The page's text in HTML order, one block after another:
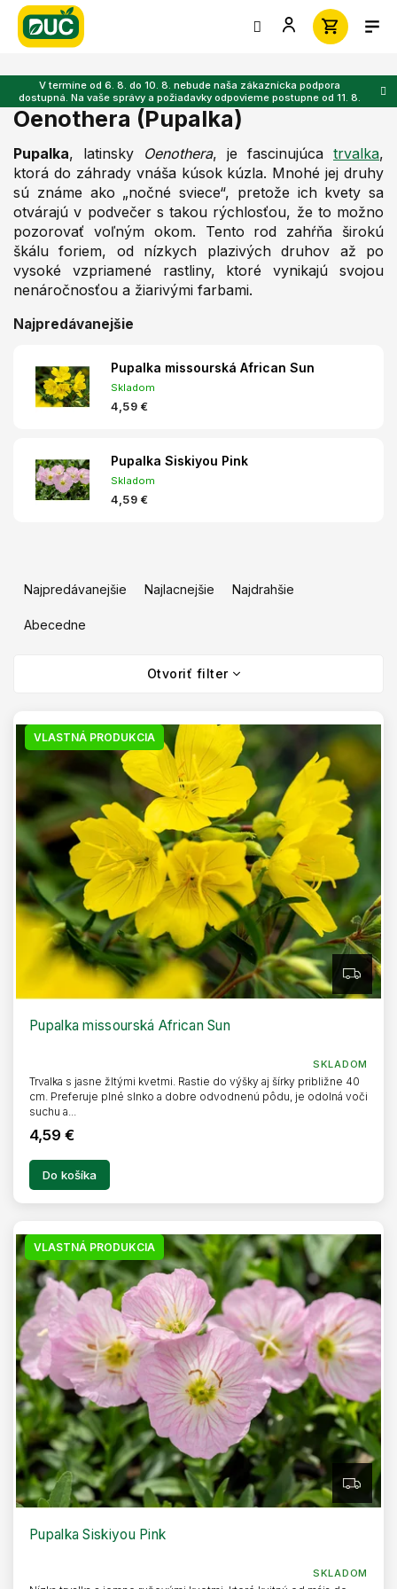
Prejsť
obsah
V termíne od 6. 8. do 10. 8. nebude naša zákaznícka podpora
dostupná. Na vaše správy a požiadavky odpovieme postupne od 11. 8.
Oenothera (Pupalka)
Pupalka, latinsky Oenothera, je fascinujúca trvalka,
ktorá do záhrady vnáša kúsok kúzla. Mnohé jej druhy
sú známe ako „nočné sviece“, pretože ich kvety sa
otvárajú v podvečer s takou rýchlosťou, že to možno
pozorovať voľným okom. Tento rod zahŕňa širokú
škálu foriem, od nízkych plazivých druhov až po
vysoké vzpriamené rastliny, ktoré vynikajú svojou
nenáročnosťou a žiarivými farbami.
Najpredávanejšie
Pupalka missourská African Sun
Skladom
4,59 €
Pupalka Siskiyou Pink
Skladom
4,59 €
e
r
d
u
k
t
o
v
Najpredávanejšie Najlacnejšie Najdrahšie
Abecedne
Otvoriť filter
p
r
o
d
u
k
t
o
v
VLASTNÁ PRODUKCIA
Z
D
Pupalka missourská African Sun
SKLADOM
4,59 €
Do košíka
Trvalka s jasne žltými kvetmi. Rastie do výšky aj šírky približne 40
cm. Preferuje plné slnko a dobre odvodnenú pôdu, je odolná voči
suchu a...
VLASTNÁ PRODUKCIA
Z
D
Pupalka Siskiyou Pink
SKLADOM